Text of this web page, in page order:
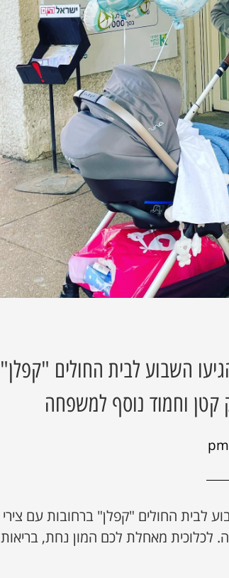
השבוע לבית החולים "קפלן"
קטן וחמוד נוסף למשפחה
לבית החולים "קפלן" ברחובות עם צירי
לכלוכית מאחלת לכם המון נחת, בריאות